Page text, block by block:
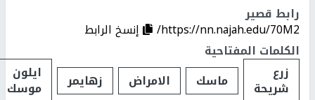
رابط قصير
https://nn.najah.edu/70M2/
إنسخ الرابط
الكلمات المفتاحية
زرع
شريحة ماسك الامراض زهايمر ايلون
موسك